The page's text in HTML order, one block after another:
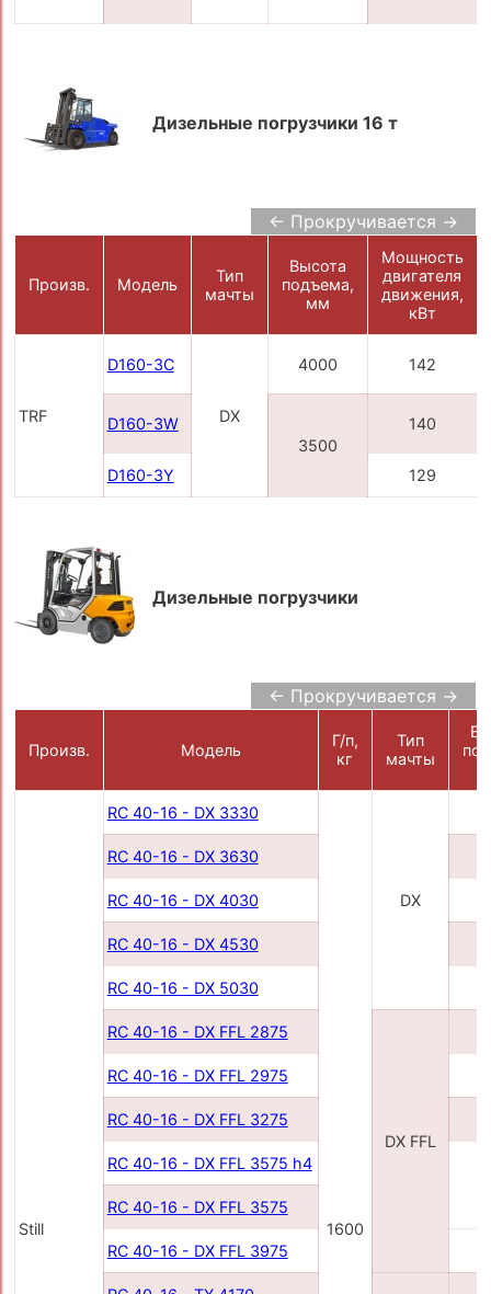
Дизельные погрузчики 16 т
← Прокручивается →
Произв. Модель
Тип
мачты
Высота
подъема,
мм
Мощность
двигателя
движения,
кВт
TRF
D160-3C
DX
4000
142
D160-3W
3500
140
D160-3Y
129
Дизельные погрузчики
← Прокручивается →
Произв. Модель
Г/п,
кг
Тип
мачты
Still
RC 40-16 - DX 3330
1600
DX
RC 40-16 - DX 3630
RC 40-16 - DX 4030
RC 40-16 - DX 4530
RC 40-16 - DX 5030
RC 40-16 - DX FFL 2875
DX FFL
RC 40-16 - DX FFL 2975
RC 40-16 - DX FFL 3275
RC 40-16 - DX FFL 3575 h4
RC 40-16 - DX FFL 3575
RC 40-16 - DX FFL 3975